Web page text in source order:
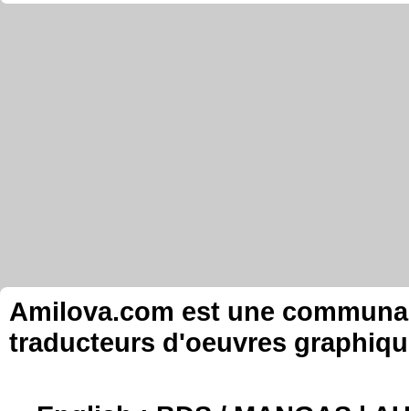
Amilova.com est une
traducteurs d'oeuvres